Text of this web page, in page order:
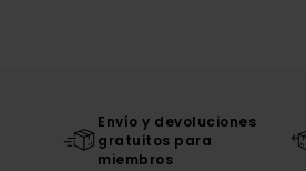
Envío y devoluciones
gratuitos para
miembros